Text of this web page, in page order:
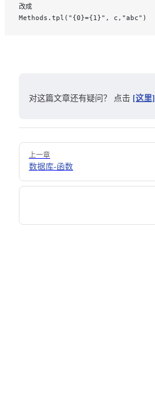
改成
Methods.tpl("{0}={1}", c,"abc")
对这篇文章还有疑问？ 点击 [这里]
Pager
上一章
数据库-函数